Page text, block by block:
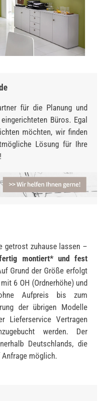
für die Planung und
Büros. Egal
möchten, wir finden
Lösung für Ihre
getrost zuhause lassen –
montiert* und fest
Grund der Größe erfolgt
6 OH (Ordnerhöhe) und
Aufpreis bis zum
der übrigen Modelle
Lieferservice Vertragen
werden. Der
Deutschlands, die
möglich.